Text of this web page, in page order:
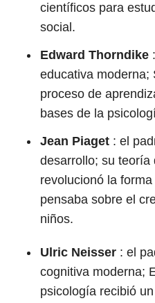
científicos para
social.
Edward Thorndike
educativa moderna;
proceso de
bases de la
Jean Piaget : el
desarrollo; su teoría
revolucionó la
pensaba sobre el
niños.
Ulric Neisser : el
cognitiva moderna;
psicología recibió